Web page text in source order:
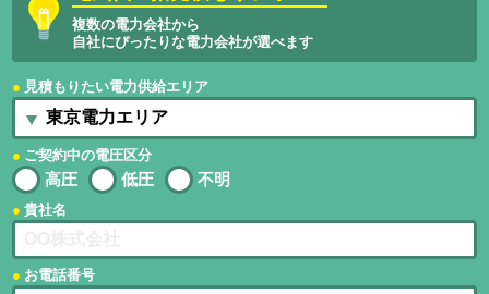
複数の電力会社から
自社にぴったりな電力会社が選べます
見積もりたい電力供給エリア
ご契約中の電圧区分
高圧 低圧 不明
貴社名
お電話番号